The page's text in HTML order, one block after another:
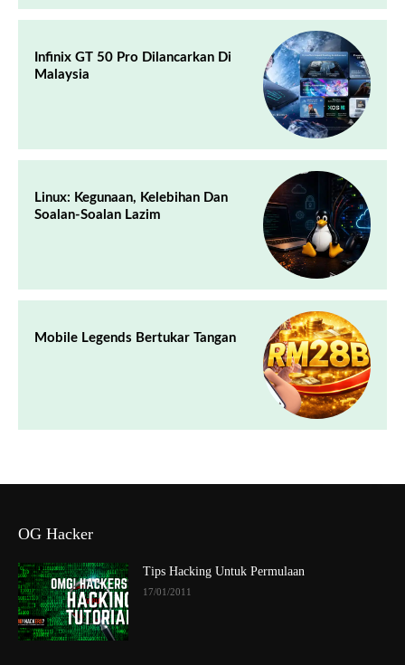
Infinix GT 50 Pro Dilancarkan Di
Malaysia
Linux: Kegunaan, Kelebihan Dan
Soalan-Soalan Lazim
Mobile Legends Bertukar Tangan
OG Hacker
Tips Hacking Untuk Permulaan
17/01/2011